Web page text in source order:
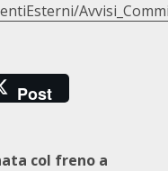
Post
col freno a